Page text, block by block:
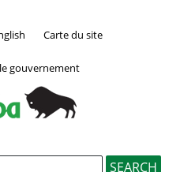
Carte du site
gouvernement